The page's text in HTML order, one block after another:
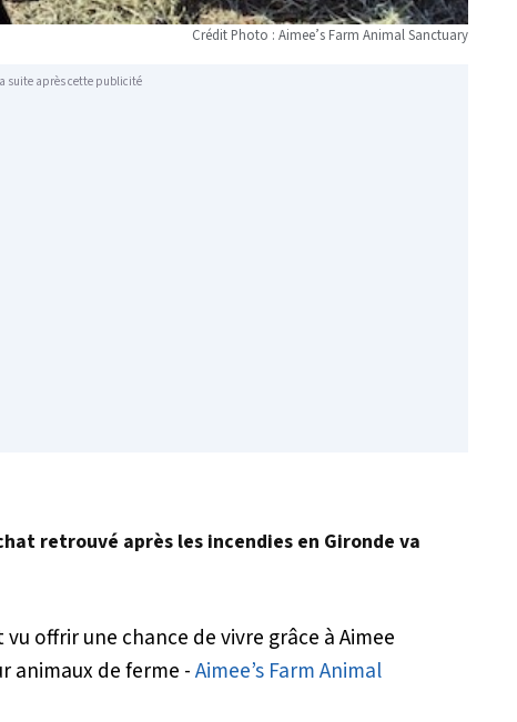
Crédit Photo : Aimee’s Farm Animal Sanctuary
suite après cette publicité
retrouvé après les incendies en Gironde va
offrir une chance de vivre grâce à Aimee
animaux de ferme -Aimee’s Farm Animal